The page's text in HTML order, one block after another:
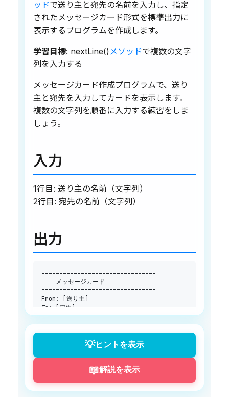
ッドで送り主と宛先の名前を入力し、指定
されたメッセージカード形式を標準出力に
表示するプログラムを作成します。
学習目標: nextLine() メソッドで複数の文字
列を入力する
メッセージカード作成プログラムで、送り
主と宛先を入力してカードを表示します。
複数の文字列を順番に入力する練習をしま
しょう。
入力
1行目: 送り主の名前（文字列）
2行目: 宛先の名前（文字列）
出力
================================
================================
From : 送り主
To : [ 宛先 ]
Thank you!
================================
💡ヒントを表示
📖解説を表示